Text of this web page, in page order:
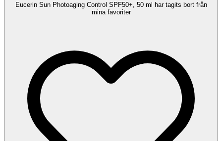
Eucerin Sun Photoaging Control SPF50+, 50 ml har tagits bort från
mina favoriter